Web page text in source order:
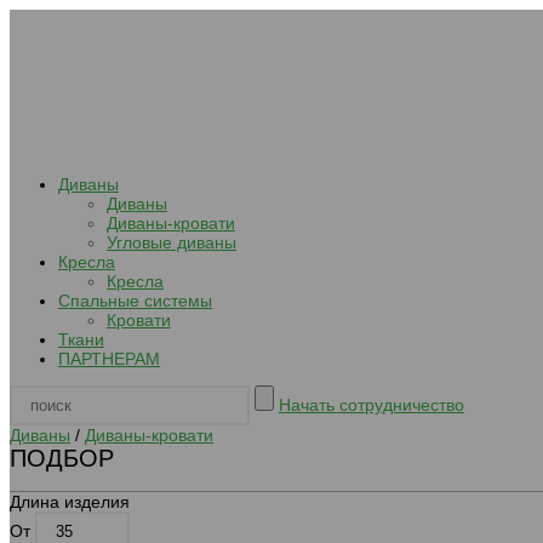
Диваны
Диваны
Диваны-кровати
Угловые диваны
Кресла
Кресла
Спальные системы
Кровати
Ткани
ПАРТНЕРАМ
Начать сотрудничество
Диваны / Диваны-кровати
ПОДБОР
Длина изделия
От